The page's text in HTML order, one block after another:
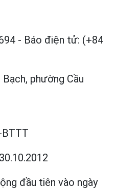
- Báo điện tử: (+84
phường Cầu
BTTT
đầu tiên vào ngày